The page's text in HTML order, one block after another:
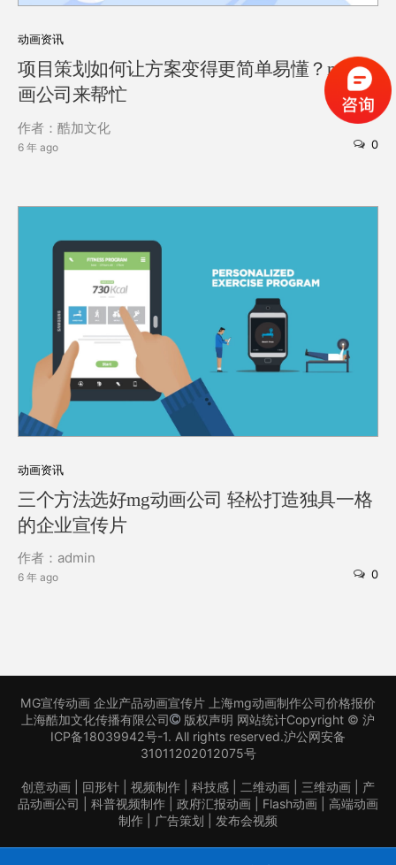
动画资讯
项目策划如何让方案变得更简单易懂？mg动
画公司来帮忙
作者：酷加文化
6 年 ago 0
动画资讯
三个方法选好mg动画公司 轻松打造独具一格
的企业宣传片
作者：admin
6 年 ago 0
MG宣传动画 企业产品动画宣传片 上海mg动画制作公司价格报价
上海酷加文化传播有限公司
版权声明 网站统计Copyright © 沪
ICP备18039942号-1. All rights reserved.沪公网安备
31011202012075号
创意动画 回形针 视频制作 科技感 二维动画 三维动画
产
品动画公司
科普视频制作 政府汇报动画 Flash动画
高端动画
制作
广告策划 发布会视频